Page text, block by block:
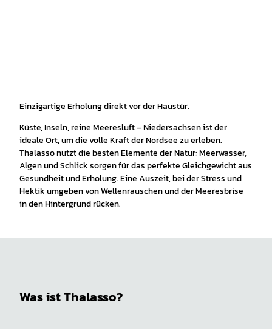
Einzigartige Erholung direkt vor der Haustür.
Küste, Inseln, reine Meeresluft – Niedersachsen ist der
ideale Ort, um die volle Kraft der Nordsee zu erleben.
Thalasso nutzt die besten Elemente der Natur: Meerwasser,
Algen und Schlick sorgen für das perfekte Gleichgewicht aus
Gesundheit und Erholung. Eine Auszeit, bei der Stress und
Hektik umgeben von Wellenrauschen und der Meeresbrise
in den Hintergrund rücken.
Was ist Thalasso?